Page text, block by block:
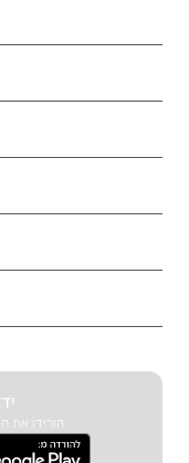
יד2 אתכם בכל מקום
הורידו את